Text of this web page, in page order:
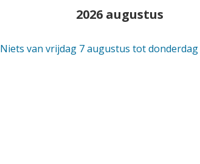
2026 augustus
Niets van vrijdag 7 augustus tot